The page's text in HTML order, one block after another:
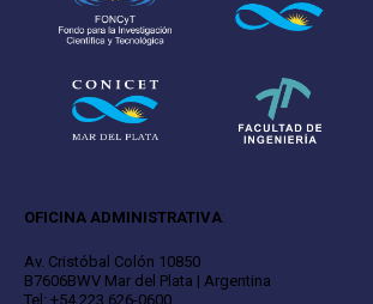
OFICINA ADMINISTRATIVA:
Av. Cristóbal Colón 10850
B7606BWV Mar del Plata | Argentina
Tel: +54 223 626-0600